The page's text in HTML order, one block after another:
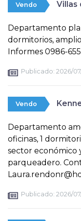
Vendo Villas
Departamento
dormitorios,
Informes 0986-
Publicado: 2026/
Vendo
Departamento
oficinas, 1
sector económico
parqueadero.
Publicado: 2026/